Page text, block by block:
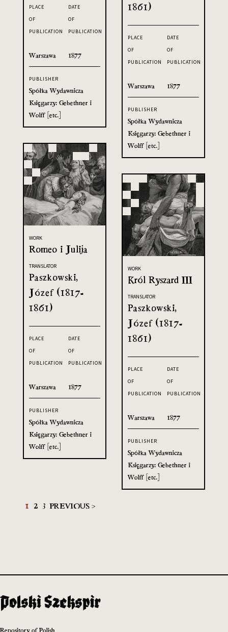
PLACE
OF
PUBLICATION
Warszawa
DATE
OF
PUBLICATION
1877
PUBLISHER
Spółka Wydawnicza
Księgarzy: Gebethner i
Wolff [etc.]
1861)
PLACE
OF
PUBLICATION
Warszawa
DATE
OF
PUBLICATION
1877
PUBLISHER
Spółka Wydawnicza
Księgarzy: Gebethner i
Wolff [etc.]
WORK
Romeo i Julija
TRANSLATOR
Paszkowski,
Józef (1817-
1861)
PLACE
OF
PUBLICATION
Warszawa
DATE
OF
PUBLICATION
1877
PUBLISHER
Spółka Wydawnicza
Księgarzy: Gebethner i
Wolff [etc.]
WORK
Król Ryszard III
TRANSLATOR
Paszkowski,
Józef (1817-
1861)
PLACE
OF
PUBLICATION
Warszawa
DATE
OF
PUBLICATION
1877
PUBLISHER
Spółka Wydawnicza
Księgarzy: Gebethner i
Wolff [etc.]
1 2 3 PREVIOUS >
Repository of Polish